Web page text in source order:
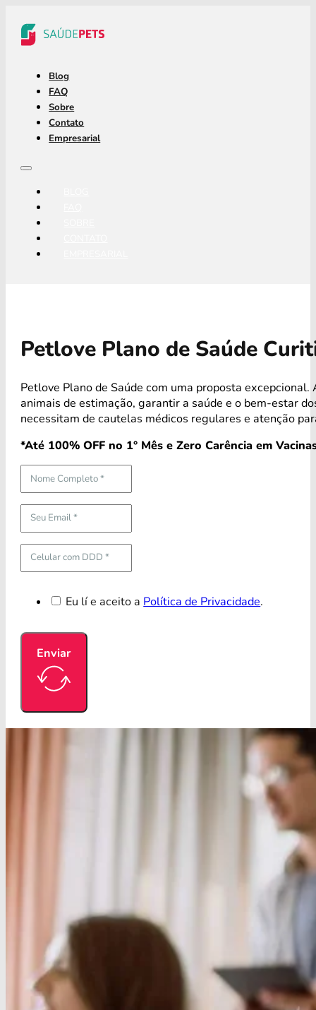
Blog
FAQ
Sobre
Contato
Empresarial
Petlove Plano de Saúde
Petlove Plano de Saúde com uma proposta
animais de estimação, garantir a saúde e o bem-estar
necessitam de cautelas médicos regulares e atenção
*Até 100% OFF no 1° Mês e Zero Carência em
Eu lí e aceito aPolítica de Privacidade.
Enviar